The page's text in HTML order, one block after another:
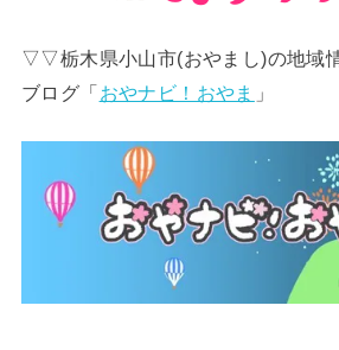
▽▽栃木県小山市(おやまし)の地域
ブログ「おやナビ！おやま 」